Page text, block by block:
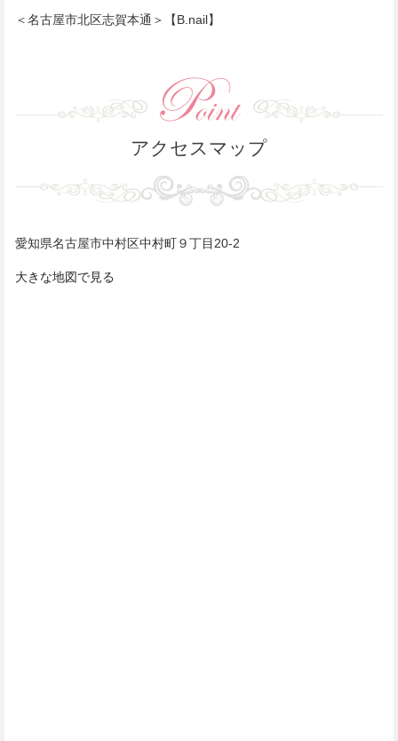
＜名古屋市北区志賀本通＞【B.nail】
アクセスマップ
愛知県名古屋市中村区中村町９丁目20-2
大きな地図で見る